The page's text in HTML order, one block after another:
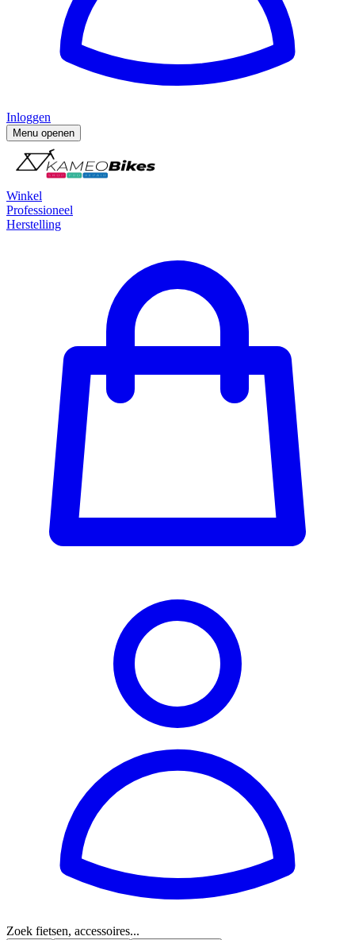
Inloggen
Menu openen
Winkel
Professioneel
Herstelling
Zoek fietsen, accessoires...